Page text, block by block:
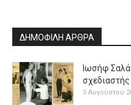
ΔΗΜΟΦΙΛΗ ΑΡΘΡΑ
Ιωσήφ
5 Αυγούστου